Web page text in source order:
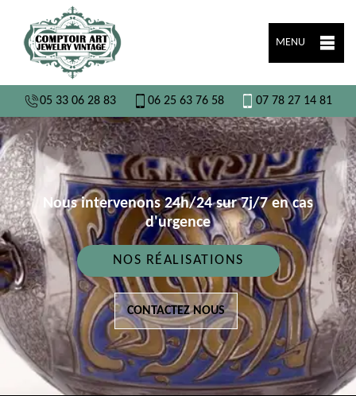
MENU
05 33 06 28 83 06 25 63 76 58 07 78 27 14 81
Nous intervenons 24h/24 sur 7j/7 en cas
d'urgence
NOS RÉALISATIONS
CONTACTEZ NOUS